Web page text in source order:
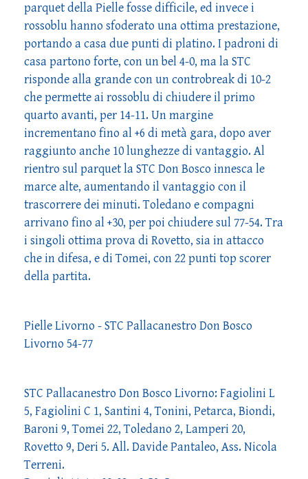
parquet della Pielle fosse difficile, ed invece i
rossoblu hanno sfoderato una ottima prestazione,
portando a casa due punti di platino. I padroni di
casa partono forte, con un bel 4-0, ma la STC
risponde alla grande con un controbreak di 10-2
che permette ai rossoblu di chiudere il primo
quarto avanti, per 14-11. Un margine
incrementano fino al +6 di metà gara, dopo aver
raggiunto anche 10 lunghezze di vantaggio. Al
rientro sul parquet la STC Don Bosco innesca le
marce alte, aumentando il vantaggio con il
trascorrere dei minuti. Toledano e compagni
arrivano fino al +30, per poi chiudere sul 77-54. Tra
i singoli ottima prova di Rovetto, sia in attacco
che in difesa, e di Tomei, con 22 punti top scorer
della partita.
Pielle Livorno - STC Pallacanestro Don Bosco
Livorno 54-77
STC Pallacanestro Don Bosco Livorno: Fagiolini L
5, Fagiolini C 1, Santini 4, Tonini, Petarca, Biondi,
Baroni 9, Tomei 22, Toledano 2, Lamperi 20,
Rovetto 9, Deri 5. All. Davide Pantaleo, Ass. Nicola
Terreni.